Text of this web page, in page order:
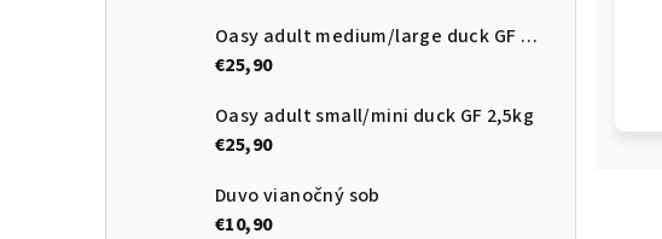
Oasy adult medium/large duck GF 2,5kg
€25,90
Oasy adult small/mini duck GF 2,5kg
€25,90
Duvo vianočný sob
€10,90